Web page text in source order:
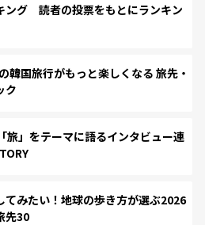
ング 読者の投票をもとにランキン
国旅行がもっと楽しくなる 旅先・
ク
旅」をテーマに語るインタビュー連
てみたい！地球の歩き方が選ぶ2026
先30